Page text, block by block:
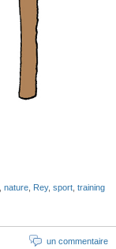
nature Rey, sport training
un commentaire